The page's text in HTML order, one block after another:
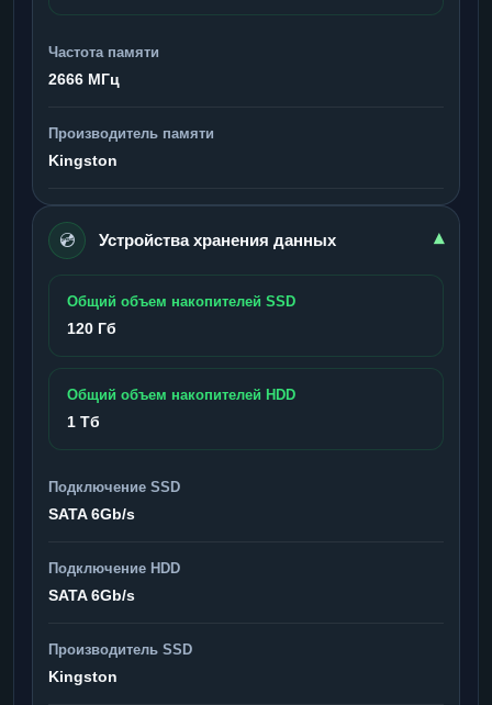
Частота памяти
2666 МГц
Производитель памяти
Kingston
💿 Устройства хранения данных ▾
Общий объем накопителей SSD
120 Гб
Общий объем накопителей HDD
1 Тб
Подключение SSD
SATA 6Gb/s
Подключение HDD
SATA 6Gb/s
Производитель SSD
Kingston